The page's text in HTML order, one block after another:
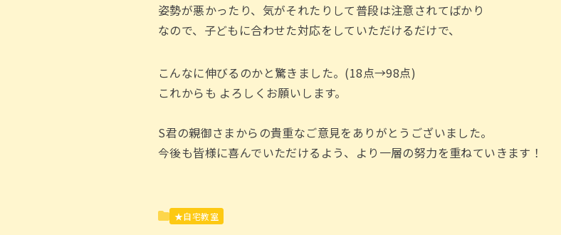
姿勢が悪かったり、気がそれたりして普段は注意されてばかり
なので、子どもに合わせた対応をしていただけるだけで、
こんなに伸びるのかと驚きました。(18点→98点)
これからも よろしくお願いします。
S君の親御さまからの貴重なご意見をありがとうございました。
今後も皆様に喜んでいただけるよう、より一層の努力を重ねていきます！
★自宅教室